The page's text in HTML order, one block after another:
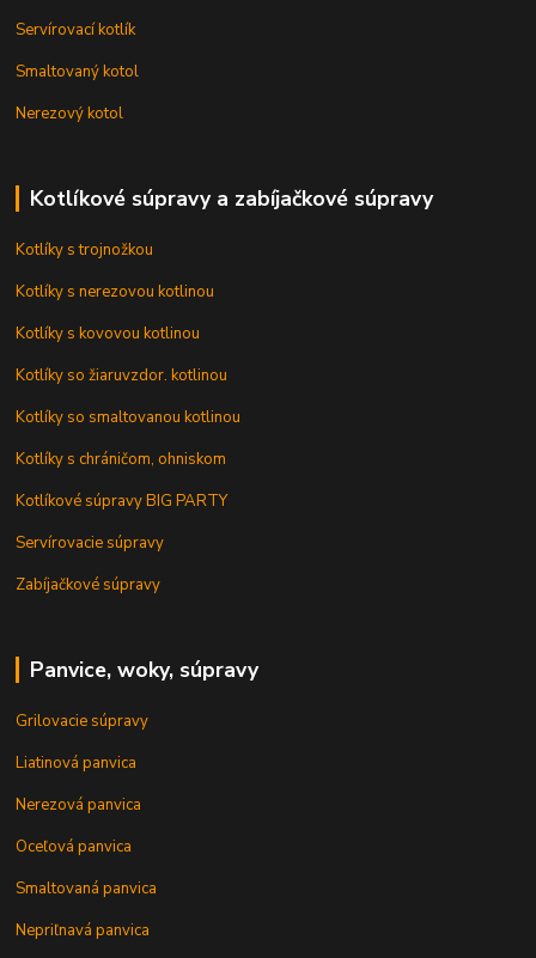
Servírovací kotlík
Smaltovaný kotol
Nerezový kotol
Kotlíkové súpravy a zabíjačkové súpravy
Kotlíky s trojnožkou
Kotlíky s nerezovou kotlinou
Kotlíky s kovovou kotlinou
Kotlíky so žiaruvzdor. kotlinou
Kotlíky so smaltovanou kotlinou
Kotlíky s chráničom, ohniskom
Kotlíkové súpravy BIG PARTY
Servírovacie súpravy
Zabíjačkové súpravy
Panvice, woky, súpravy
Grilovacie súpravy
Liatinová panvica
Nerezová panvica
Oceľová panvica
Smaltovaná panvica
Nepriľnavá panvica